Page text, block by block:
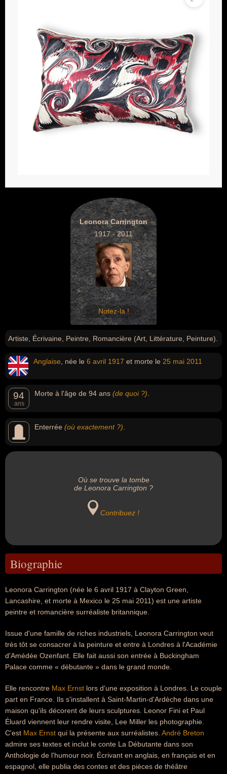
Leonora Carrington
1917 - 2011
Notez-la !
Artiste, Écrivaine, Peintre, Romancière (Art, Littérature, Peinture).
Anglaise , née le 6 avril 1917 et morte le 25 mai 2011
94
ans
Morte à l'âge de 94 ans (de quoi ?)
Enterrée (où exactement ?)
Où se trouve la tombe
de Leonora Carrington ?
Contribuez !
Biographie
Leonora Carrington (née le 6 avril 1917 à Clayton Green,
Lancashire, et morte à Mexico le 25 mai 2011) est une artiste
peintre et romancière surréaliste britannique.
Issue d'une famille de riches industriels, Leonora Carrington veut
très tôt se consacrer à la peinture et entre à Londres à l'Académie
d'Amédée Ozenfant. Elle fait aussi son entrée à Buckingham
Palace comme « débutante » dans le grand monde.
Elle rencontre Max Ernst lors d'une exposition à Londres. Le couple
part en France. Ils s'installent à Saint-Martin-d'Ardèche dans une
maison qu'ils décorent de leurs sculptures. Leonor Fini et Paul
Éluard viennent leur rendre visite, Lee Miller les photographie.
C'est Max Ernst qui la présente aux surréalistes. André Breton
admire ses textes et inclut le conte La Débutante dans son
Anthologie de l'humour noir. Écrivant en anglais, en français et en
espagnol, elle publia des contes et des pièces de théâtre